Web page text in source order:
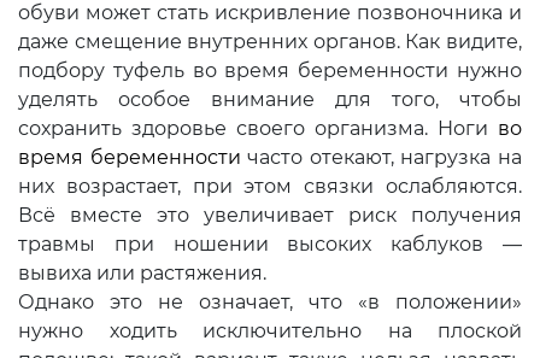
обуви может стать искривление позвоночника и
даже смещение внутренних органов. Как видите,
подбору туфель во время беременности нужно
уделять особое внимание для того, чтобы
сохранить здоровье своего организма. Ноги во
время беременности часто отекают, нагрузка на
них возрастает, при этом связки ослабляются.
Всё вместе это увеличивает риск получения
травмы при ношении высоких каблуков —
вывиха или растяжения.
Однако это не означает, что «в положении»
нужно ходить исключительно на плоской